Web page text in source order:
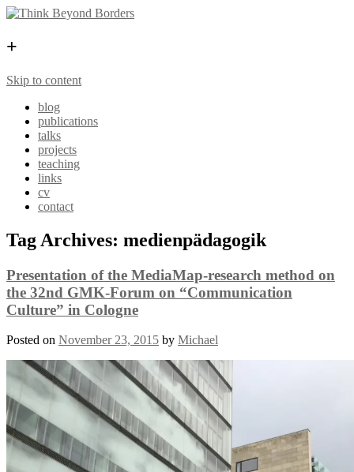
+
Skip to content
blog
publications
talks
projects
teaching
links
cv
contact
Tag Archives: medienpädagogik
Presentation of the MediaMap-research method on
the 32nd GMK-Forum on “Communication
Culture” in Cologne
Posted on November 23, 2015 by Michael